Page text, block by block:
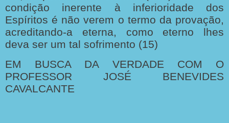
EM BUSCA DA VERDADE COM O
PROFESSOR JOSÉ BENEVIDES
CAVALCANTE